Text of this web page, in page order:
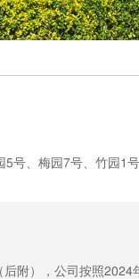
号、梅园7号、竹园
附），公司按照